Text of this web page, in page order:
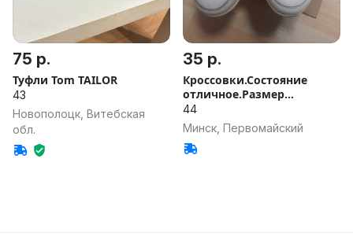
75 р.
Туфли Tom TAILOR
43
Новополоцк, Витебская
обл.
35 р.
Кроссовки.Состояние
отличное.Размер
44.Лёгкие.
44
Минск, Первомайский